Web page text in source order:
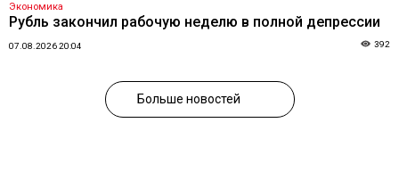
Экономика
Рубль закончил рабочую неделю в полной депрессии
07.08.2026 20:04 392
Больше новостей